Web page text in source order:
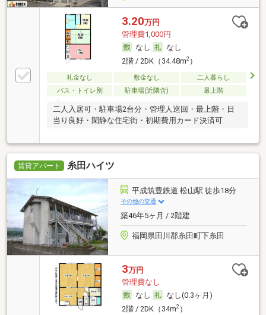
3.20万円
管理費1,000円
なし
なし
2階 / 2DK（34.48m2）
礼金なし 敷金なし
二人暮らし
バス・トイレ別
駐車場(近隣含) 最上階
二人入居可・駐車場2台分・管理人巡回・最上階・日
当り良好・閑静な住宅街・初期費用カード決済可
賃貸アパート 糸田ハイツ
平成筑豊鉄道 松山駅 徒歩18分
その他の交通
築46年5ヶ月 / 2階建
福岡県田川郡糸田町下糸田
3万円
管理費なし
なし
なし(0.3ヶ月)
2階 / 2DK（34m2）